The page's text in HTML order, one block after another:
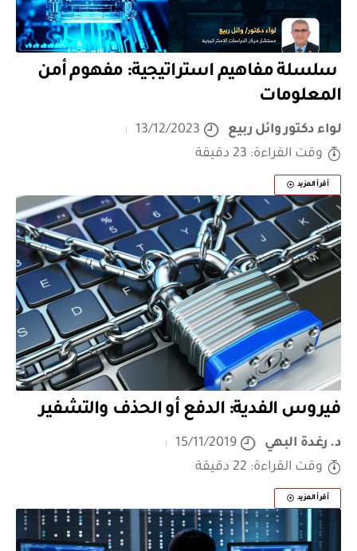
سلسلة مفاهيم استراتيجية: مفهوم أمن
المعلومات
لواء دكتور وائل ربيع
13/12/2023
وقت القراءة: 23 دقيقة
أقرأ المزيد
فيروس الفدية: الدفع أو الحذف والتشفير
د. رغدة البهي
15/11/2019
وقت القراءة: 22 دقيقة
أقرأ المزيد